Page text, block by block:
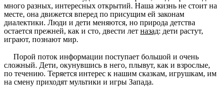
много разных, интересных открытий. Наша жизнь не стоит на
месте, она движется вперед по присущим ей законам
диалектики. Люди и дети меняются, но природа детства
остается прежней, как и сто, двести лет назад: дети растут,
играют, познают мир.
Порой поток информации поступает большой и очень
сложный. Дети, окунувшись в него, плывут, как и взрослые,
по течению. Теряется интерес к нашим сказкам, игрушкам, им
на смену приходят мультики и игры Запада.